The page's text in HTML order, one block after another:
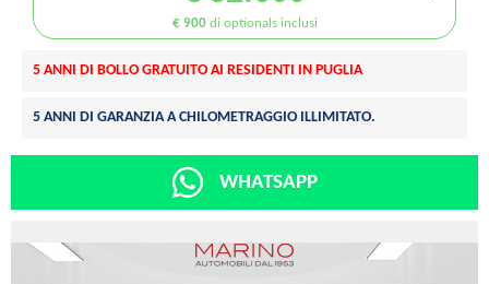
€ 900di optionals inclusi
5 ANNI DI BOLLO GRATUITO AI RESIDENTI IN PUGLIA
5 ANNI DI GARANZIA A CHILOMETRAGGIO ILLIMITATO.
WHATSAPP